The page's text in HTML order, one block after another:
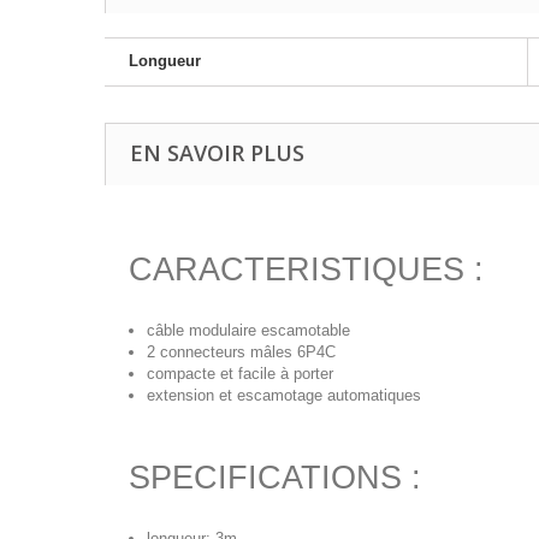
Longueur
EN SAVOIR PLUS
CARACTERISTIQUES :
câble modulaire escamotable
2 connecteurs mâles 6P4C
compacte et facile à porter
extension et escamotage automatiques
SPECIFICATIONS :